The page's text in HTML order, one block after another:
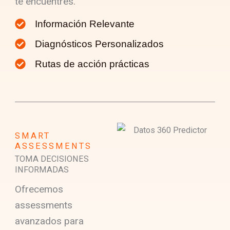
Información Relevante
Diagnósticos Personalizados
Rutas de acción prácticas
SMART
ASSESSMENTS
TOMA DECISIONES
INFORMADAS
Ofrecemos
assessments
avanzados para